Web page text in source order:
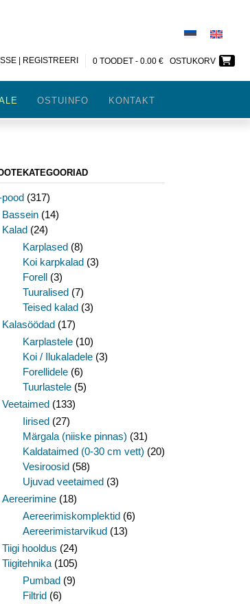
| REGISTREERI 0 TOODET - 0.00 € OSTUKORV
OSTUINFO KONTAKT
pood (317)
Bassein (14)
Kalad (24)
Karplased (8)
Koi karpkalad (3)
Forell (3)
Tuuralised (7)
Teised kalad (3)
Kalasöödad (17)
Karplastele (10)
Koi / Ilukaladele (3)
Forellidele (6)
Tuurlastele (5)
Veetaimed (133)
Iirised (27)
Märgala (niiske pinnas) (31)
Kaldataimed (0-30 cm vett) (20)
Vesiroosid (58)
Ujuvad veetaimed (3)
Aereerimine (18)
Aereerimiskomplektid (6)
Aereerimistarvikud (13)
Tiigi hooldus (24)
Tiigitehnika (105)
Pumbad (9)
Filtrid (6)